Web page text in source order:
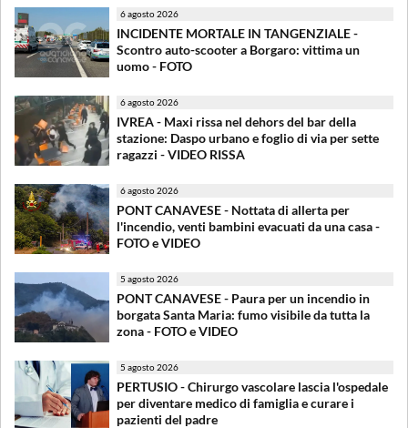
6 agosto 2026
INCIDENTE MORTALE IN TANGENZIALE -
Scontro auto-scooter a Borgaro: vittima un
uomo - FOTO
6 agosto 2026
IVREA - Maxi rissa nel dehors del bar della
stazione: Daspo urbano e foglio di via per sette
ragazzi - VIDEO RISSA
6 agosto 2026
PONT CANAVESE - Nottata di allerta per
l'incendio, venti bambini evacuati da una casa -
FOTO e VIDEO
5 agosto 2026
PONT CANAVESE - Paura per un incendio in
borgata Santa Maria: fumo visibile da tutta la
zona - FOTO e VIDEO
5 agosto 2026
PERTUSIO - Chirurgo vascolare lascia l'ospedale
per diventare medico di famiglia e curare i
pazienti del padre